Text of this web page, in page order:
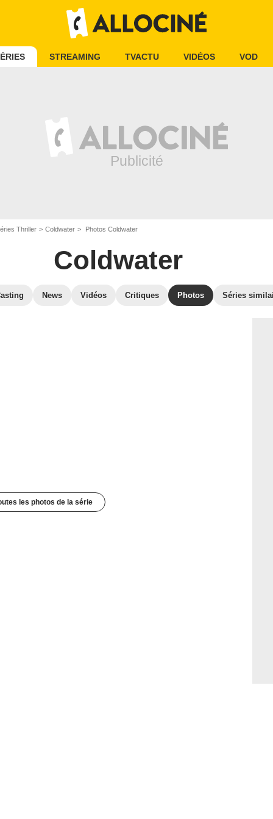
STREAMING TVACTU VIDÉOS VOD
Thriller Coldwater Photos Coldwater
Coldwater
News Vidéos Critiques Photos Séries
les photos de la série